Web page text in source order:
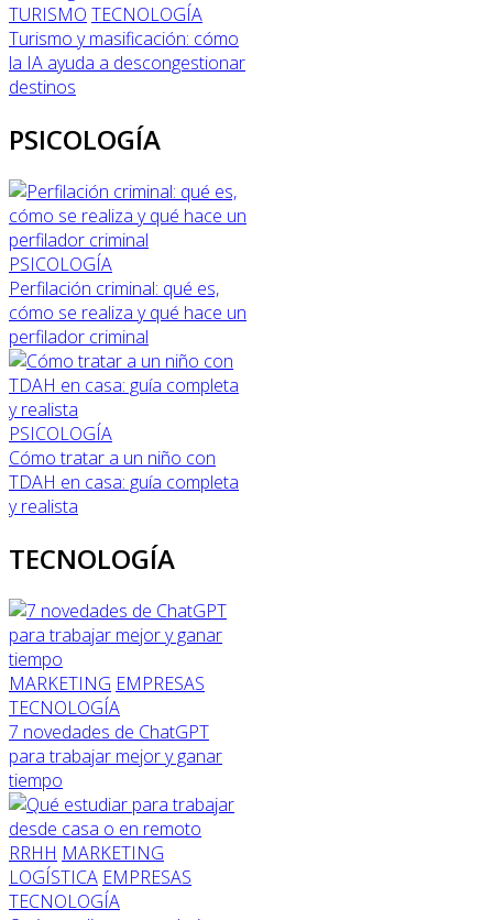
TURISMO TECNOLOGÍA
Turismo y masificación: cómo
la IA ayuda a descongestionar
destinos
PSICOLOGÍA
PSICOLOGÍA
Perfilación criminal: qué es,
cómo se realiza y qué hace un
perfilador criminal
PSICOLOGÍA
Cómo tratar a un niño con
TDAH en casa: guía completa
y realista
TECNOLOGÍA
MARKETING EMPRESAS
TECNOLOGÍA
7 novedades de ChatGPT
para trabajar mejor y ganar
tiempo
RRHH MARKETING
LOGÍSTICA EMPRESAS
TECNOLOGÍA